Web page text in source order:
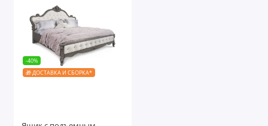
-40%
🎁 ДОСТАВКА И СБОРКА*